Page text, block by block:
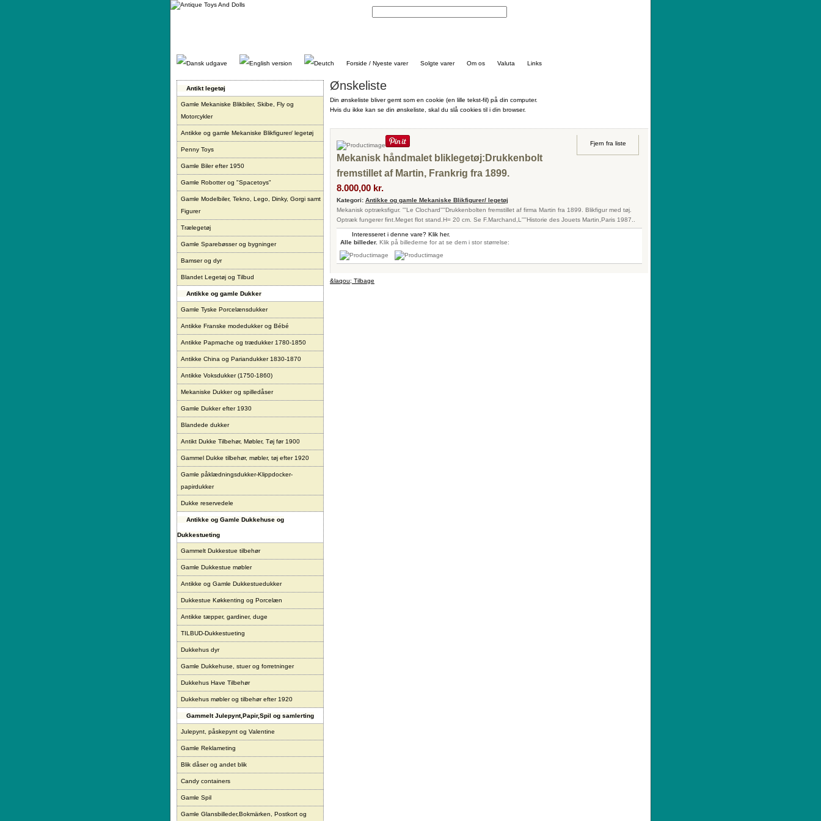
Gå
Forside / Nyeste varer Solgte varer Om os Valuta Links
Antikt legetøj
Gamle Mekaniske Blikbiler, Skibe, Fly og
Motorcykler
Antikke og gamle Mekaniske Blikfigurer/ legetøj
Penny Toys
Gamle Biler efter 1950
Gamle Robotter og "Spacetoys"
Gamle Modelbiler, Tekno, Lego, Dinky, Gorgi samt
Figurer
Trælegetøj
Gamle Sparebøsser og bygninger
Bamser og dyr
Blandet Legetøj og Tilbud
Antikke og gamle Dukker
Gamle Tyske Porcelænsdukker
Antikke Franske modedukker og Bébé
Antikke Papmache og trædukker 1780-1850
Antikke China og Pariandukker 1830-1870
Antikke Voksdukker (1750-1860)
Mekaniske Dukker og spilledåser
Gamle Dukker efter 1930
Blandede dukker
Antikt Dukke Tilbehør, Møbler, Tøj før 1900
Gammel Dukke tilbehør, møbler, tøj efter 1920
Gamle påklædningsdukker-Klippdocker-
papirdukker
Dukke reservedele
Antikke og Gamle Dukkehuse og
Dukkestueting
Gammelt Dukkestue tilbehør
Gamle Dukkestue møbler
Antikke og Gamle Dukkestuedukker
Dukkestue Køkkenting og Porcelæn
Antikke tæpper, gardiner, duge
TILBUD-Dukkestueting
Dukkehus dyr
Gamle Dukkehuse, stuer og forretninger
Dukkehus Have Tilbehør
Dukkehus møbler og tilbehør efter 1920
Gammelt Julepynt,Papir,Spil og samlerting
Julepynt, påskepynt og Valentine
Gamle Reklameting
Blik dåser og andet blik
Candy containers
Gamle Spil
Gamle Glansbilleder,Bokmärken, Postkort og
Ønskeliste
Din ønskeliste bliver gemt som en cookie (en lille tekst-fil) på din computer.
Hvis du ikke kan se din ønskeliste, skal du slå cookies til i din browser.
Fjern fra liste
Mekanisk håndmalet bliklegetøj:Drukkenbolt
fremstillet af Martin, Frankrig fra 1899.
8.000,00 kr.
Kategori: Antikke og gamle Mekaniske Blikfigurer/ legetøj
Mekanisk optræksfigur. '''Le Clochard''''Drukkenbolten fremstillet af firma Martin fra 1899. Blikfigur med tøj.
Optræk fungerer fint.Meget flot stand.H= 20 cm. Se F.Marchand,L''''Historie des Jouets Martin,Paris 1987..
Interesseret i denne vare? Klik her.
Alle billeder. Klik på billederne for at se dem i stor størrelse:
&laqou; Tilbage